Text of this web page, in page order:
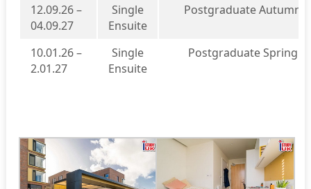
12.09.26 –
04.09.27
Single
Ensuite
Postgraduate Autumn
10.01.26 –
2.01.27
Single
Ensuite
Postgraduate Spring